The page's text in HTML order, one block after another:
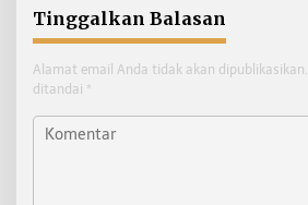
Tinggalkan Balasan
Alamat email Anda tidak akan dipublikasikan.
ditandai *